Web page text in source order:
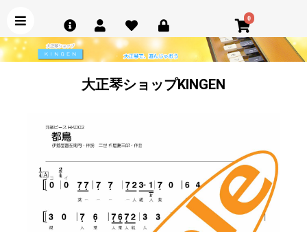
0
大正琴ショップKINGEN